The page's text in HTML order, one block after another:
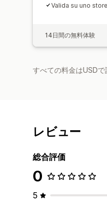
Valida su uno store
14日間の無料体験
すべての料金はUSD
レビュー
総合評価
0
5